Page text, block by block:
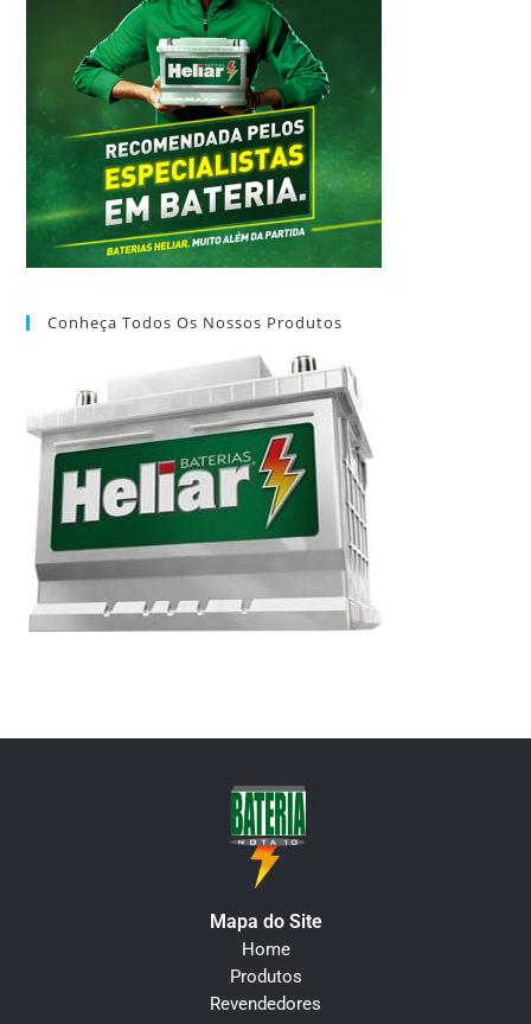
Conheça Todos Os Nossos Produtos
Mapa do Site
Home
Produtos
Revendedores